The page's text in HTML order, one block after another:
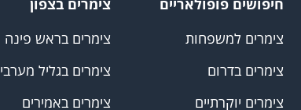
חיפושים פופולאריים
צימרים למשפחות
צימרים בדרום
צימרים יוקרתיים
צימרים בצפון
צימרים בראש פינה
צימרים בגליל מערבי
צימרים באמירים